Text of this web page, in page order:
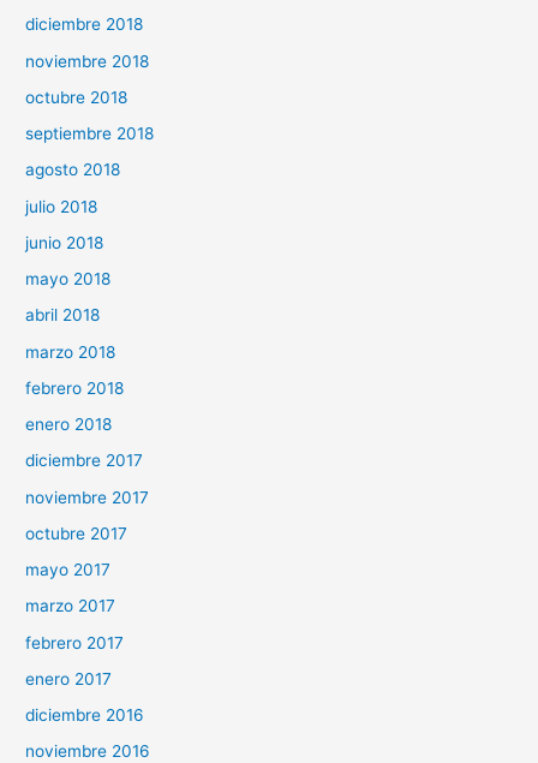
diciembre 2018
noviembre 2018
octubre 2018
septiembre 2018
agosto 2018
julio 2018
junio 2018
mayo 2018
abril 2018
marzo 2018
febrero 2018
enero 2018
diciembre 2017
noviembre 2017
octubre 2017
mayo 2017
marzo 2017
febrero 2017
enero 2017
diciembre 2016
noviembre 2016